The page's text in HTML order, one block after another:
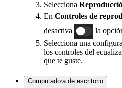
Selecciona
En Controles de
desactiva
la
Selecciona una
los controles del
que te guste.
Computadora de escritorio